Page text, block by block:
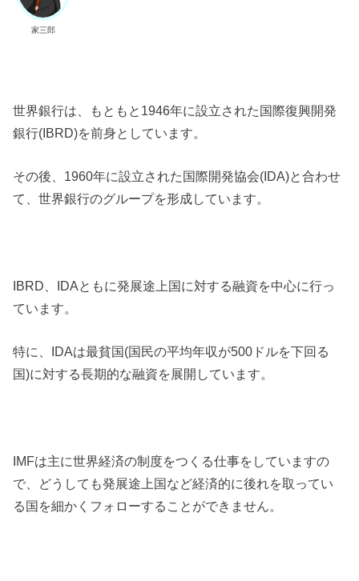
家三郎
世界銀行は、もともと1946年に設立された国際復興開発
銀行(IBRD)を前身としています。
その後、1960年に設立された国際開発協会(IDA)と合わせ
て、世界銀行のグループを形成しています。
IBRD、IDAともに発展途上国に対する融資を中心に行っ
ています。
特に、IDAは最貧国(国民の平均年収が500ドルを下回る
国)に対する長期的な融資を展開しています。
IMFは主に世界経済の制度をつくる仕事をしていますの
で、どうしても発展途上国など経済的に後れを取ってい
る国を細かくフォローすることができません。